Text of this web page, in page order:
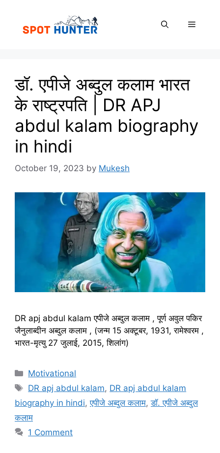
content
Menu
डॉ. एपीजे अब्दुल कलाम भारत
के राष्ट्रपति | DR APJ
abdul kalam biography
in hindi
October 19, 2023 by Mukesh
DR apj abdul kalam एपीजे अब्दुल कलाम , पूर्ण अवुल पकिर
जैनुलाब्दीन अब्दुल कलाम , (जन्म 15 अक्टूबर, 1931, रामेश्वरम ,
भारत-मृत्यु 27 जुलाई, 2015, शिलांग)
Categories
Motivational
Tags
DR apj abdul kalam, DR apj abdul kalam
biography in hindi,एपीजे अब्दुल कलाम,डॉ. एपीजे अब्दुल
कलाम
1 Comment